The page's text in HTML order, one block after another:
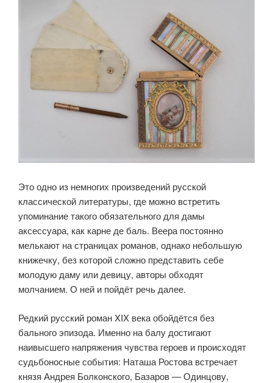
Это одно из немногих произведений русской
классической литературы, где можно встретить
упоминание такого обязательного для дамы
аксессуара, как карне де баль. Веера постоянно
мелькают на страницах романов, однако небольшую
книжечку, без которой сложно представить себе
молодую даму или девицу, авторы обходят
молчанием. О ней и пойдёт речь далее.
Редкий русский роман XIX века обойдётся без
бального эпизода. Именно на балу достигают
наивысшего напряжения чувства героев и происходят
судьбоносные события: Наташа Ростова встречает
князя Андрея Болконского, Базаров — Одинцову,